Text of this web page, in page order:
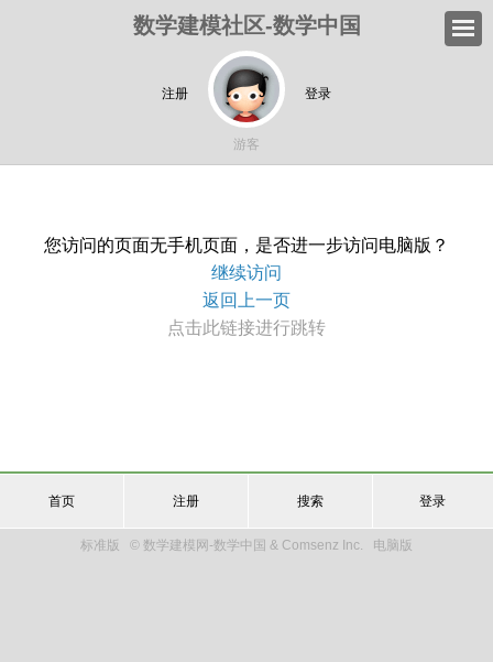
数学建模社区-数学中国
注册 登录
游客
您访问的页面无手机页面，是否进一步访问电脑版？
继续访问
返回上一页
点击此链接进行跳转
首页 注册 搜索 登录
标准版 © 数学建模网-数学中国 & Comsenz Inc. 电脑版